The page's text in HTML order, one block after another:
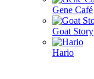
Gene Café
Goat Story
Hario